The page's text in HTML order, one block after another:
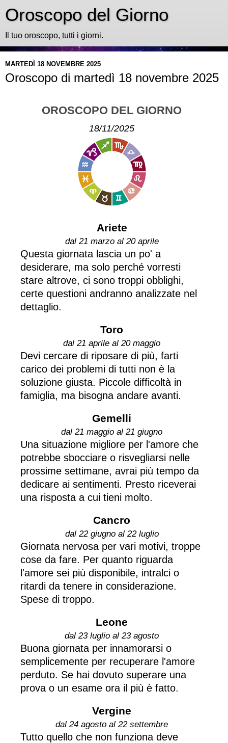
Oroscopo del Giorno
Il tuo oroscopo, tutti i giorni.
MARTEDÌ 18 NOVEMBRE 2025
Oroscopo di martedì 18 novembre 2025
OROSCOPO DEL GIORNO
18/11/2025
Ariete
dal 21 marzo al 20 aprile
Questa giornata lascia un po' a
desiderare, ma solo perché vorresti
stare altrove, ci sono troppi obblighi,
certe questioni andranno analizzate nel
dettaglio.
Toro
dal 21 aprile al 20 maggio
Devi cercare di riposare di più, farti
carico dei problemi di tutti non è la
soluzione giusta. Piccole difficoltà in
famiglia, ma bisogna andare avanti.
Gemelli
dal 21 maggio al 21 giugno
Una situazione migliore per l'amore che
potrebbe sbocciare o risvegliarsi nelle
prossime settimane, avrai più tempo da
dedicare ai sentimenti. Presto riceverai
una risposta a cui tieni molto.
Cancro
dal 22 giugno al 22 luglio
Giornata nervosa per vari motivi, troppe
cose da fare. Per quanto riguarda
l'amore sei più disponibile, intralci o
ritardi da tenere in considerazione.
Spese di troppo.
Leone
dal 23 luglio al 23 agosto
Buona giornata per innamorarsi o
semplicemente per recuperare l'amore
perduto. Se hai dovuto superare una
prova o un esame ora il più è fatto.
Vergine
dal 24 agosto al 22 settembre
Tutto quello che non funziona deve